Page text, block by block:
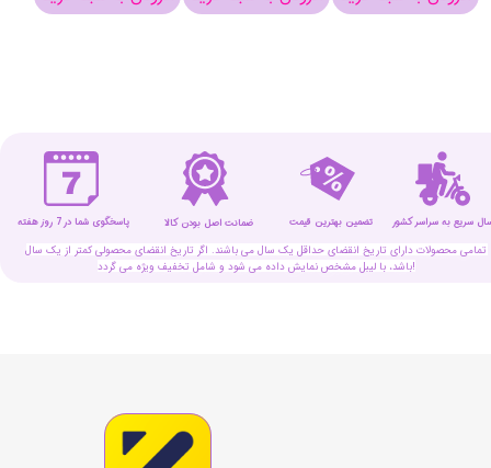
تمامی محصولات دارای تاریخ انقضای حداقل یک سال می باشند. اگر تاریخ انقضای محصولی کمتر از یک سال
باشد، با لیبل مشخص نمایش داده می شود و شامل تخفیف ویژه می گردد!
ضمانت اصل بودن کالا تضمین بهترین قیمت پاسخگوی شما در 7 روز هفته سریع به سراسر کشور